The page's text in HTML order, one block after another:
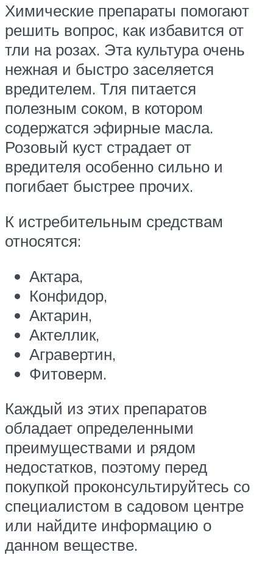
Химические препараты помогают
решить вопрос, как избавится от
тли на розах. Эта культура очень
нежная и быстро заселяется
вредителем. Тля питается
полезным соком, в котором
содержатся эфирные масла.
Розовый куст страдает от
вредителя особенно сильно и
погибает быстрее прочих.
К истребительным средствам
относятся:
Актара,
Конфидор,
Актарин,
Актеллик,
Агравертин,
Фитоверм.
Каждый из этих препаратов
обладает определенными
преимуществами и рядом
недостатков, поэтому перед
покупкой проконсультируйтесь со
специалистом в садовом центре
или найдите информацию о
данном веществе.